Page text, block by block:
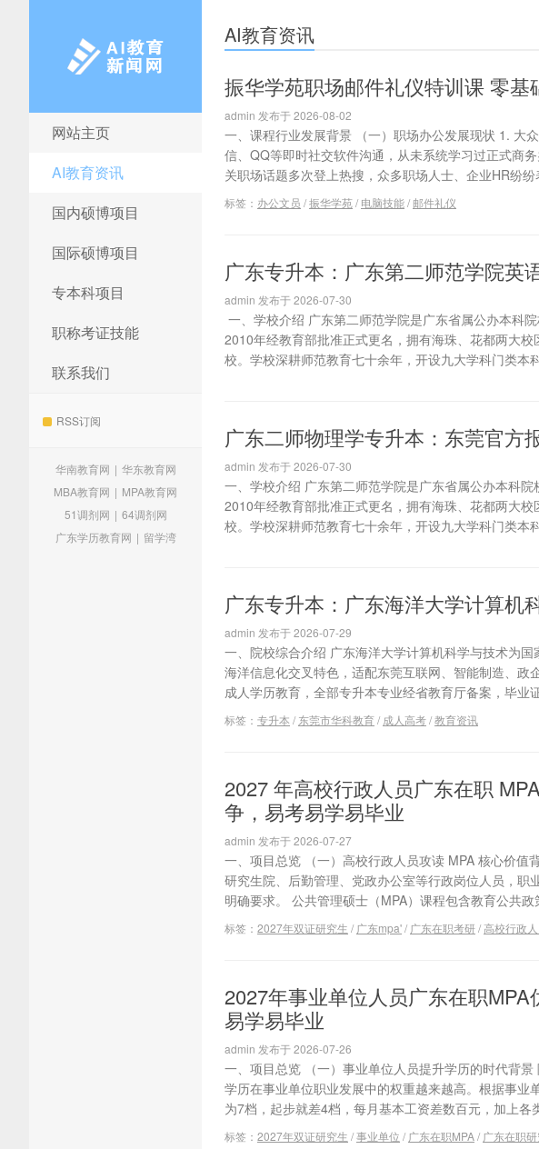
AI教育新闻网
网站主页
AI教育资讯
国内硕博项目
国际硕博项目
专本科项目
职称考证技能
联系我们
RSS订阅
华南教育网 | 华东教育网
MBA教育网 | MPA教育网
51调剂网 | 64调剂网
广东学历教育网 | 留学湾
AI教育资讯
振华学苑职场邮件礼仪特训课 零
admin 发布于 2026-08-02
一、课程行业发展背景 （一）职场办公发展现状 1. 大
信、QQ等即时社交软件沟通，从未系统学习过正式商
关职场话题多次登上热搜，众多职场人士、企业HR纷
标签： 办公文员 /振华学苑/ 电脑技能/ 邮件礼仪
广东专升本：广东第二师范学院英
admin 发布于 2026-07-30
一、学校介绍 广东第二师范学院是广东省属公办本科
2010年经教育部批准正式更名，拥有海珠、花都两大
校。学校深耕师范教育七十余年，开设九大学科门类本
广东二师物理学专升本：东莞官方
admin 发布于 2026-07-30
一、学校介绍 广东第二师范学院是广东省属公办本科
2010年经教育部批准正式更名，拥有海珠、花都两大
校。学校深耕师范教育七十余年，开设九大学科门类本
广东专升本：广东海洋大学计算机
admin 发布于 2026-07-29
一、院校综合介绍 广东海洋大学计算机科学与技术为
海洋信息化交叉特色，适配东莞互联网、智能制造、
成人学历教育，全部专升本专业经省教育厅备案，毕业
标签： 专升本 / 东莞市华科教育/ 成人高考/教育资讯
2027 年高校行政人员广东在职
争，易考易学易毕业
admin 发布于 2026-07-27
一、项目总览 （一）高校行政人员攻读 MPA 核心价值
研究生院、后勤管理、党政办公室等行政岗位人员，
明确要求。 公共管理硕士（MPA）课程包含教育公共
标签： 2027年双证研究生 / 广东mpa'/ 广东在职考研/高校行政
2027年事业单位人员广东在职
易学易毕业
admin 发布于 2026-07-26
一、项目总览 （一）事业单位人员提升学历的时代背
学历在事业单位职业发展中的权重越来越高。根据事
为7档，起步就差4档，每月基本工资差数百元，加上各
标签： 2027年双证研究生 /事业单位 / 广东在职MPA/ 广东在职